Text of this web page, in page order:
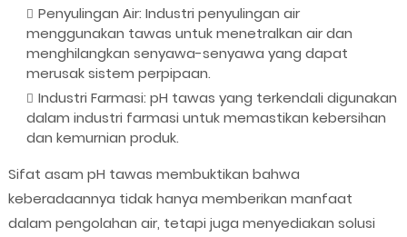
Penyulingan Air: Industri penyulingan air
menggunakan tawas untuk menetralkan air dan
menghilangkan senyawa-senyawa yang dapat
merusak sistem perpipaan.
Industri Farmasi: pH tawas yang terkendali digunakan
dalam industri farmasi untuk memastikan kebersihan
dan kemurnian produk.
Sifat asam pH tawas membuktikan bahwa
keberadaannya tidak hanya memberikan manfaat
dalam pengolahan air, tetapi juga menyediakan solusi